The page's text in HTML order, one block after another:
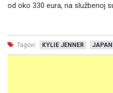
od oko 330 eura, na službenoj
Tagovi: KYLIE JENNER